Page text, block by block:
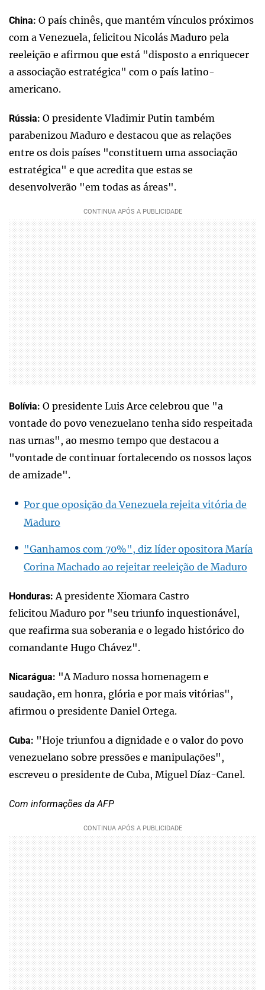
China: O país chinês, que mantém vínculos próximos
com a Venezuela, felicitou Nicolás Maduro pela
reeleição e afirmou que está "disposto a enriquecer
a associação estratégica" com o país latino-
americano.
Rússia: O presidente Vladimir Putin também
parabenizou Maduro e destacou que as relações
entre os dois países "constituem uma associação
estratégica" e que acredita que estas se
desenvolverão "em todas as áreas".
Bolívia: O presidente Luis Arce celebrou que "a
vontade do povo venezuelano tenha sido respeitada
nas urnas", ao mesmo tempo que destacou a
"vontade de continuar fortalecendo os nossos laços
de amizade".
Por que oposição da Venezuela rejeita vitória de
Maduro
"Ganhamos com 70%", diz líder opositora María
Corina Machado ao rejeitar reeleição de Maduro
Honduras: A presidente Xiomara Castro
felicitou Maduro por "seu triunfo inquestionável,
que reafirma sua soberania e o legado histórico do
comandante Hugo Chávez".
Nicarágua: "A Maduro nossa homenagem e
saudação, em honra, glória e por mais vitórias",
afirmou o presidente Daniel Ortega.
Cuba: "Hoje triunfou a dignidade e o valor do povo
venezuelano sobre pressões e manipulações",
escreveu o presidente de Cuba, Miguel Díaz-Canel.
Com informações da AFP